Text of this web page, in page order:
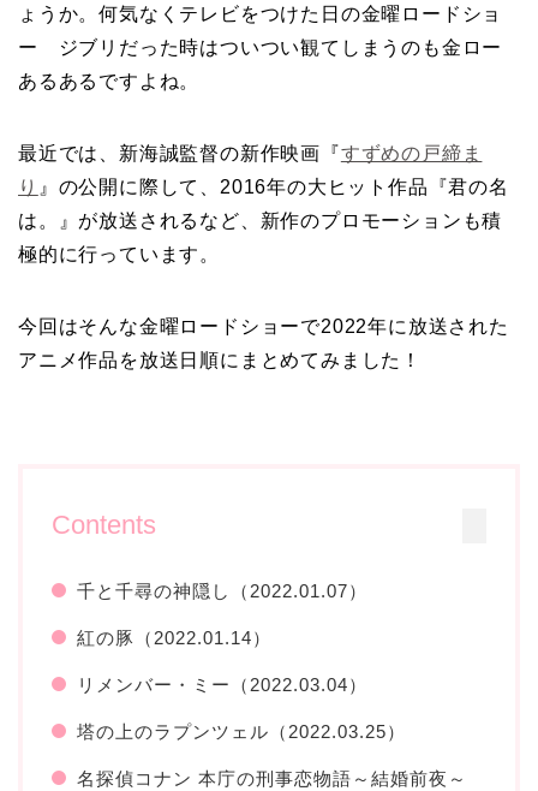
ょうか。何気なくテレビをつけた日の金曜ロードショ
ー ジブリだった時はついつい観てしまうのも金ロー
あるあるですよね。
最近では、新海誠監督の新作映画『すずめの戸締ま
り 』の公開に際して、2016年の大ヒット作品『君の名
は。』が放送されるなど、新作のプロモーションも積
極的に行っています。
今回はそんな金曜ロードショーで2022年に放送された
アニメ作品を放送日順にまとめてみました！
Contents
千と千尋の神隠し（2022.01.07）
紅の豚（2022.01.14）
リメンバー・ミー（2022.03.04）
塔の上のラプンツェル（2022.03.25）
名探偵コナン 本庁の刑事恋物語～結婚前夜～